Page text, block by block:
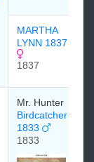
MARTHA
LYNN 1837
1837
Mr. Hunter
Birdcatcher
1833
1833